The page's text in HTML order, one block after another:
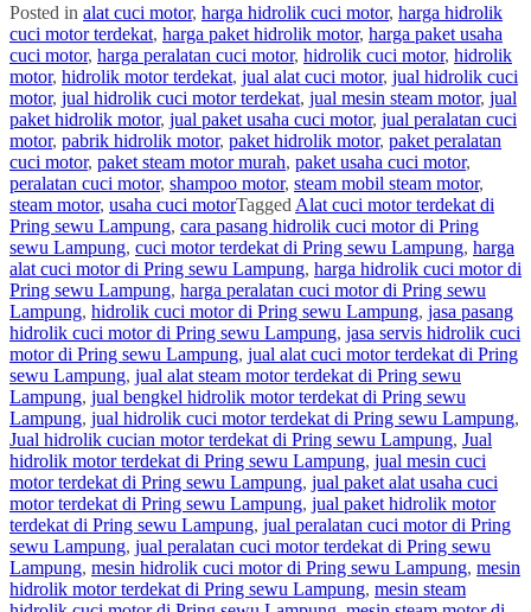
Posted in alat cuci motor, harga hidrolik cuci motor, harga hidrolik
cuci motor terdekat, harga paket hidrolik motor, harga paket usaha
cuci motor, harga peralatan cuci motor, hidrolik cuci motor, hidrolik
motor, hidrolik motor terdekat, jual alat cuci motor, jual hidrolik cuci
motor, jual hidrolik cuci motor terdekat, jual mesin steam motor, jual
paket hidrolik motor, jual paket usaha cuci motor, jual peralatan cuci
motor, pabrik hidrolik motor, paket hidrolik motor, paket peralatan
cuci motor, paket steam motor murah, paket usaha cuci motor,
peralatan cuci motor, shampoo motor, steam mobil steam motor,
steam motor, usaha cuci motorTagged Alat cuci motor terdekat di
Pring sewu Lampung, cara pasang hidrolik cuci motor di Pring
sewu Lampung, cuci motor terdekat di Pring sewu Lampung, harga
alat cuci motor di Pring sewu Lampung, harga hidrolik cuci motor di
Pring sewu Lampung, harga peralatan cuci motor di Pring sewu
Lampung, hidrolik cuci motor di Pring sewu Lampung, jasa pasang
hidrolik cuci motor di Pring sewu Lampung, jasa servis hidrolik cuci
motor di Pring sewu Lampung, jual alat cuci motor terdekat di Pring
sewu Lampung, jual alat steam motor terdekat di Pring sewu
Lampung, jual bengkel hidrolik motor terdekat di Pring sewu
Lampung, jual hidrolik cuci motor terdekat di Pring sewu Lampung,
Jual hidrolik cucian motor terdekat di Pring sewu Lampung, Jual
hidrolik motor terdekat di Pring sewu Lampung, jual mesin cuci
motor terdekat di Pring sewu Lampung, jual paket alat usaha cuci
motor terdekat di Pring sewu Lampung, jual paket hidrolik motor
terdekat di Pring sewu Lampung, jual peralatan cuci motor di Pring
sewu Lampung, jual peralatan cuci motor terdekat di Pring sewu
Lampung, mesin hidrolik cuci motor di Pring sewu Lampung, mesin
hidrolik motor terdekat di Pring sewu Lampung, mesin steam